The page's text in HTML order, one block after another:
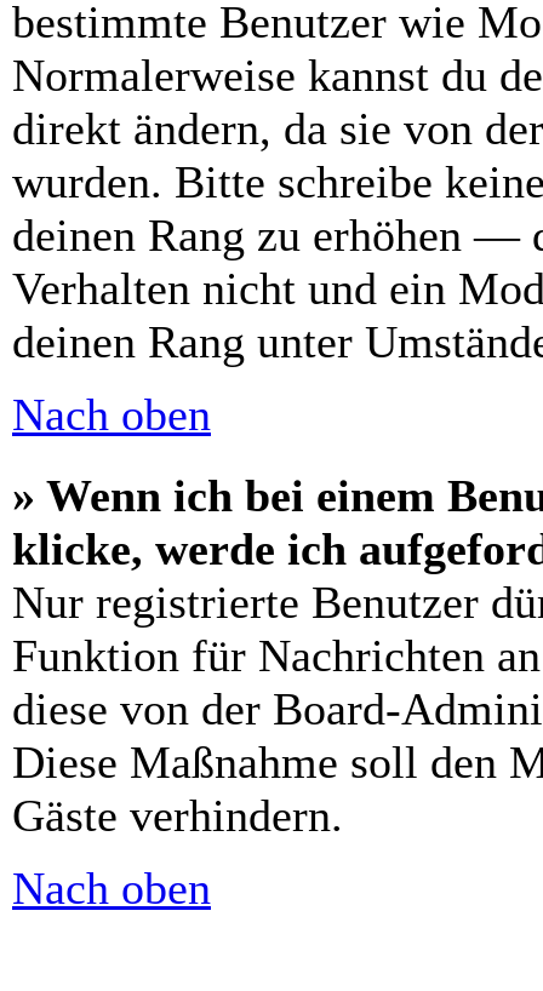
bestimmte Benutzer wie
Normalerweise kannst du
direkt ändern, da sie von
wurden. Bitte schreibe
deinen Rang zu erhöhen —
Verhalten nicht und ein
deinen Rang unter
Nach oben
» Wenn ich bei einem
klicke, werde ich
Nur registrierte Benutzer
Funktion für Nachrichten
diese von der Board-
Diese Maßnahme soll den
Gäste verhindern.
Nach oben